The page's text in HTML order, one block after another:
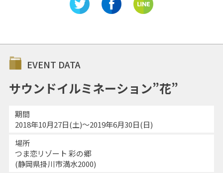
EVENT DATA
サウンドイルミネーション”花”
期間
2018年10月27日(土)～2019年6月30日(日)
場所
つま恋リゾート 彩の郷
(静岡県掛川市満水2000)